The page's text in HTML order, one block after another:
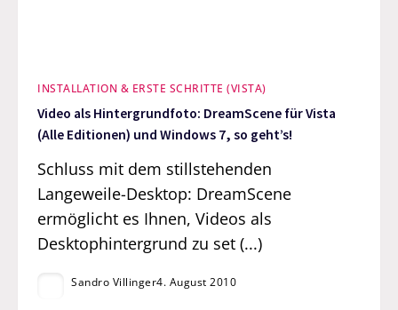
INSTALLATION & ERSTE SCHRITTE (VISTA)
Video als Hintergrundfoto: DreamScene für Vista
(Alle Editionen) und Windows 7, so geht’s!
Schluss mit dem stillstehenden
Langeweile-Desktop: DreamScene
ermöglicht es Ihnen, Videos als
Desktophintergrund zu set (...)
Sandro Villinger4. August 2010